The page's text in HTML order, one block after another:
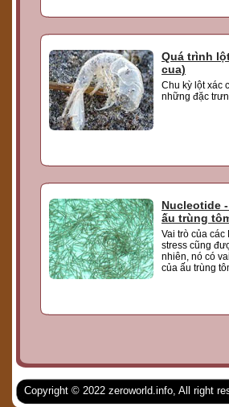
Quá trình
cua)
Chu kỳ lột xác
những đặc
Nucleotide
ấu trùng
Vai trò của
stress cũng
nhiên, nó có
của ấu trùng
Copyright © 2022 zeroworld.info, All right